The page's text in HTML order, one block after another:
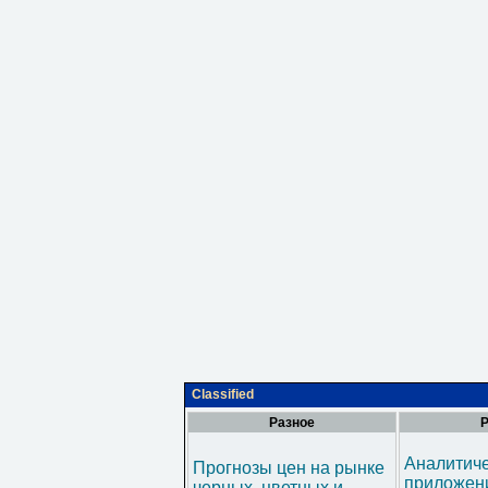
Classified
Разное
Прогнозы цен на рынке